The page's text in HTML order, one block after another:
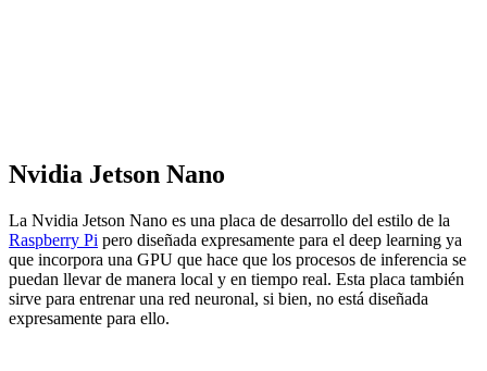
Nvidia Jetson Nano
La Nvidia Jetson Nano es una placa de desarrollo del estilo de la
Raspberry Pi pero diseñada expresamente para el deep learning ya
que incorpora una GPU que hace que los procesos de inferencia se
puedan llevar de manera local y en tiempo real. Esta placa también
sirve para entrenar una red neuronal, si bien, no está diseñada
expresamente para ello.